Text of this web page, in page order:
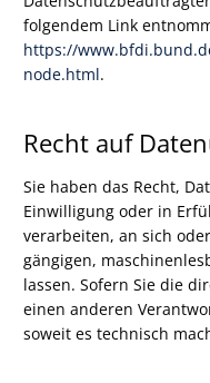
folgendem Link
https://
node.html.
Recht auf
Sie haben das Recht,
Einwilligung oder in
verarbeiten, an sich
gängigen,
lassen. Sofern Sie die
einen anderen
soweit es technisch